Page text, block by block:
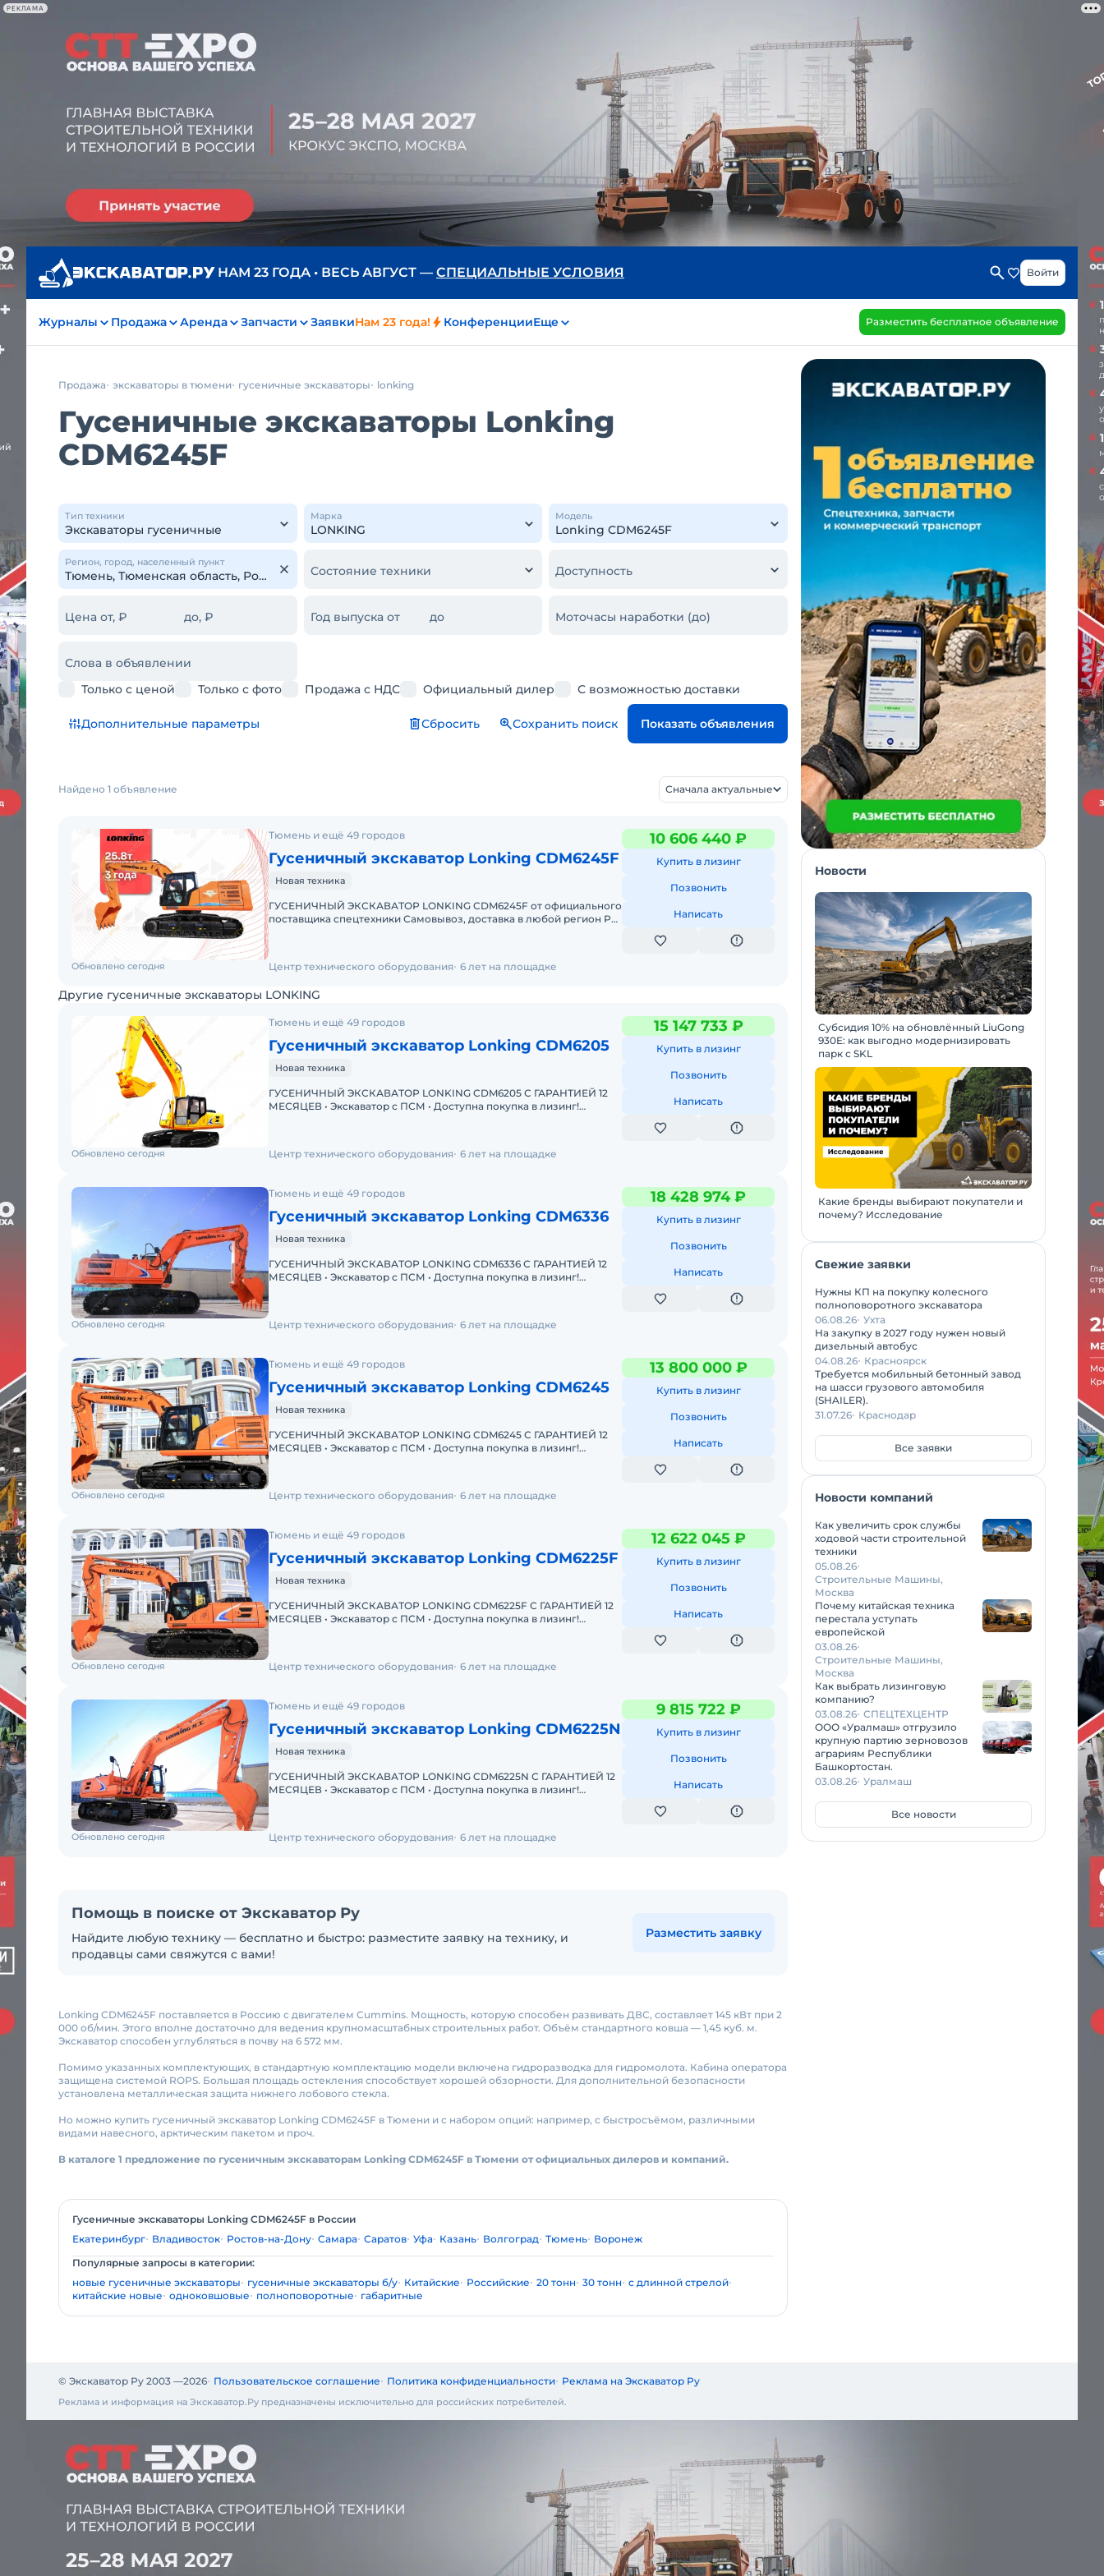
РЕКЛАМА
НАМ 23 ГОДА • ВЕСЬ АВГУСТ — СПЕЦИАЛЬНЫЕ УСЛОВИЯ Войти
Журналы Продажа Аренда Запчасти ЗаявкиНам 23 года! КонференцииЕще Разместить бесплатное объявление
Продажа экскаваторы в тюмени гусеничные экскаваторы lonking
Гусеничные экскаваторы Lonking
CDM6245F
Тип техники Марка Модель
Регион, город, населенный пункт
Состояние техники Доступность
Цена от, ₽ до, ₽ Год выпуска от до Моточасы наработки (до)
Слова в объявлении
Только с ценой
Только с фото Продажа с НДС Официальный дилер С возможностью доставки
Дополнительные параметры Сбросить Сохранить поиск Показать объявления
Найдено 1 объявление Сначала актуальные
Тюмень и ещё 49 городов
Гусеничный экскаватор Lonking CDM6245F
Новая техника
ГУСЕНИЧНЫЙ ЭКСКАВАТОР LONKING CDM6245F от официального
поставщика спецтехники Самовывоз, доставка в любой регион РФ
10 606 440 ₽
Купить в лизинг
Позвонить
Написать
Обновлено сегодня Центр технического оборудования 6 лет на площадке
Другие гусеничные экскаваторы LONKING
Тюмень и ещё 49 городов
Гусеничный экскаватор Lonking CDM6205
Новая техника
ГУСЕНИЧНЫЙ ЭКСКАВАТОР LONKING CDM6205 С ГАРАНТИЕЙ 12
МЕСЯЦЕВ • Экскаватор с ПСМ • Доступна покупка в лизинг!
15 147 733 ₽
Купить в лизинг
Позвонить
Написать
Обновлено сегодня Центр технического оборудования 6 лет на площадке
Тюмень и ещё 49 городов
Гусеничный экскаватор Lonking CDM6336
Новая техника
ГУСЕНИЧНЫЙ ЭКСКАВАТОР LONKING CDM6336 С ГАРАНТИЕЙ 12
МЕСЯЦЕВ • Экскаватор с ПСМ • Доступна покупка в лизинг!
18 428 974 ₽
Купить в лизинг
Позвонить
Написать
Обновлено сегодня Центр технического оборудования 6 лет на площадке
Тюмень и ещё 49 городов
Гусеничный экскаватор Lonking CDM6245
Новая техника
ГУСЕНИЧНЫЙ ЭКСКАВАТОР LONKING CDM6245 С ГАРАНТИЕЙ 12
МЕСЯЦЕВ • Экскаватор с ПСМ • Доступна покупка в лизинг!
13 800 000 ₽
Купить в лизинг
Позвонить
Написать
Обновлено сегодня Центр технического оборудования 6 лет на площадке
Тюмень и ещё 49 городов
Гусеничный экскаватор Lonking CDM6225F
Новая техника
ГУСЕНИЧНЫЙ ЭКСКАВАТОР LONKING CDM6225F С ГАРАНТИЕЙ 12
МЕСЯЦЕВ • Экскаватор с ПСМ • Доступна покупка в лизинг!
12 622 045 ₽
Купить в лизинг
Позвонить
Написать
Обновлено сегодня Центр технического оборудования 6 лет на площадке
Тюмень и ещё 49 городов
Гусеничный экскаватор Lonking CDM6225N
Новая техника
ГУСЕНИЧНЫЙ ЭКСКАВАТОР LONKING CDM6225N С ГАРАНТИЕЙ 12
МЕСЯЦЕВ • Экскаватор с ПСМ • Доступна покупка в лизинг!
9 815 722 ₽
Купить в лизинг
Позвонить
Написать
Обновлено сегодня Центр технического оборудования 6 лет на площадке
Помощь в поиске от Экскаватор Ру
Найдите любую технику — бесплатно и быстро: разместите заявку на технику, и
продавцы сами свяжутся с вами!
Разместить заявку
Lonking CDM6245F поставляется в Россию с двигателем Cummins. Мощность, которую способен развивать ДВС, составляет 145 кВт при 2
000 об/мин. Этого вполне достаточно для ведения крупномасштабных строительных работ. Объём стандартного ковша — 1,45 куб. м.
Экскаватор способен углубляться в почву на 6 572 мм.
Помимо указанных комплектующих, в стандартную комплектацию модели включена гидроразводка для гидромолота. Кабина оператора
защищена системой ROPS. Большая площадь остекления способствует хорошей обзорности. Для дополнительной безопасности
установлена металлическая защита нижнего лобового стекла.
Но можно купить гусеничный экскаватор Lonking CDM6245F в Тюмени и с набором опций: например, с быстросъёмом, различными
видами навесного, арктическим пакетом и проч.
В каталоге 1 предложение по гусеничным экскаваторам Lonking CDM6245F в Тюмени от официальных дилеров и компаний.
Гусеничные экскаваторы Lonking CDM6245F в России
Екатеринбург Владивосток Ростов-на-Дону Самара Саратов Уфа Казань Волгоград Тюмень Воронеж
Популярные запросы в категории:
новые гусеничные экскаваторы
гусеничные экскаваторы б/у Китайские Российские 20 тонн 30 тонн с длинной стрелой
китайские новые одноковшовые полноповоротные габаритные
Новости
Субсидия 10% на обновлённый LiuGong
930E: как выгодно модернизировать
парк с SKL
Какие бренды выбирают покупатели и
почему? Исследование
Свежие заявки
Нужны КП на покупку колесного
полноповоротного экскаватора
06.08.26 Ухта
На закупку в 2027 году нужен новый
дизельный автобус
04.08.26 Красноярск
Требуется мобильный бетонный завод
на шасси грузового автомобиля
(SHAILER).
31.07.26 Краснодар
Все заявки
Новости компаний
Как увеличить срок службы
ходовой части строительной
техники
05.08.26
Строительные Машины,
Москва
Почему китайская техника
перестала уступать
европейской
03.08.26
Строительные Машины,
Москва
Как выбрать лизинговую
компанию?
03.08.26 СПЕЦТЕХЦЕНТР
ООО «Уралмаш» отгрузило
крупную партию зерновозов
аграриям Республики
Башкортостан.
03.08.26 Уралмаш
Все новости
© Экскаватор Ру 2003 —2026 Пользовательское соглашение Политика конфиденциальности Реклама на Экскаватор Ру
Реклама и информация на Экскаватор.Ру предназначены исключительно для российских потребителей.